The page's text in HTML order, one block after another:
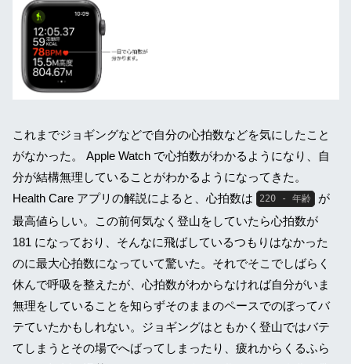
これまでジョギングなどで自分の心拍数などを気にしたこと
がなかった。 Apple Watch で心拍数がわかるようになり、自
分が結構無理していることがわかるようになってきた。
Health Care アプリの解説によると、心拍数は
220 - 年齢
が
最高値らしい。この前何気なく登山をしていたら心拍数が
181 になっており、そんなに飛ばしているつもりはなかった
のに最大心拍数になっていて驚いた。それでそこでしばらく
休んで呼吸を整えたが、心拍数がわからなければ自分がいま
無理をしていることを知らずそのままのペースでのぼってバ
テていたかもしれない。ジョギングはともかく登山ではバテ
てしまうとその場でへばってしまったり、疲れからくるふら